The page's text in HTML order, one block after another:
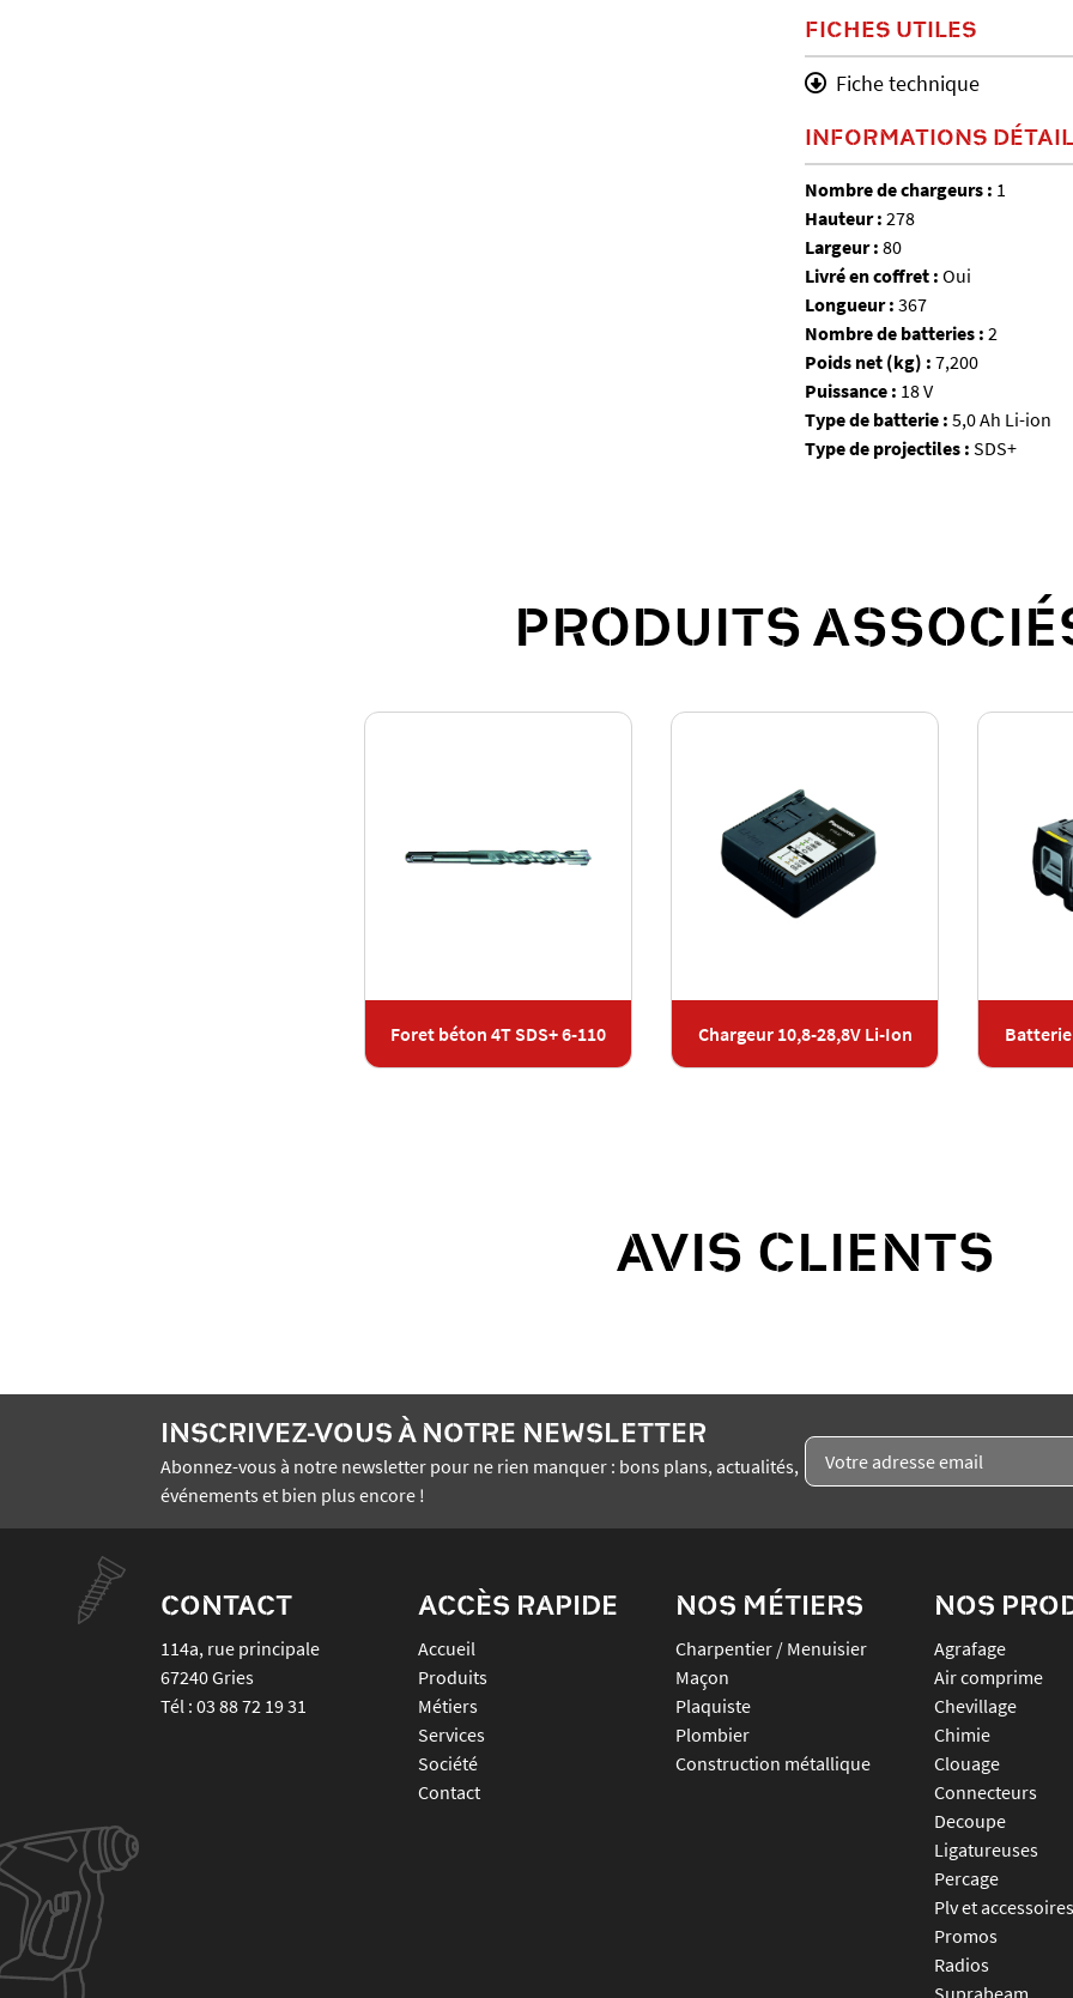
FICHES UTILES
Fiche technique
INFORMATIONS
Nombre de chargeurs : 1
Hauteur : 278
Largeur : 80
Livré en coffret : Oui
Longueur : 367
Nombre de batteries : 2
Poids net (kg) : 7,200
Puissance : 18 V
Type de batterie : 5,0 Ah Li-ion
Type de projectiles : SDS+
PRODUITS
Foret béton 4T SDS+ 6-110 Chargeur 10,8-28,8V Li-Ion Batterie
AVIS CLIENTS
INSCRIVEZ-VOUS À NOTRE NEWSLETTER
Abonnez-vous à notre newsletter pour ne rien manquer : bons plans, actualités,
événements et bien plus encore !
CONTACT
114a, rue principale
67240Gries
Tél :03 88 72 19 31
ACCÈS RAPIDE
Accueil
Produits
Métiers
Services
Société
Contact
NOS MÉTIERS
Charpentier / Menuisier
Maçon
Plaquiste
Plombier
Construction métallique
NOS
agrafage
air comprime
chevillage
chimie
clouage
connecteurs
decoupe
ligatureuses
percage
plv et accessoires
promos
radios
suprabeam